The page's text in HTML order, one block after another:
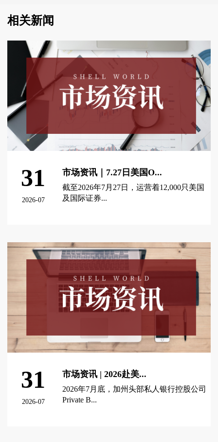
相关新闻
31
2026-07
市场资讯｜7.27日美国O...
截至2026年7月27日，运营着12,000只美国
及国际证券...
31
2026-07
市场资讯 | 2026赴美...
2026年7月底，加州头部私人银行控股公司
Private B...